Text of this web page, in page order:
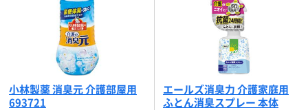
小林製薬 消臭元 介護部屋用
693721
エールズ消臭力 介護家庭用
ふとん消臭スプレー 本体